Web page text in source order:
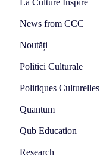
News from CCC
Noutăți
Politici Culturale
Politiques Culturelles
Quantum
Qub Education
Research